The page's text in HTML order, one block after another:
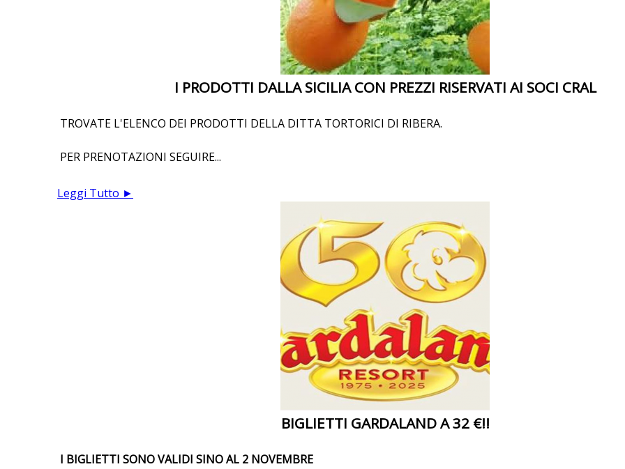
I PRODOTTI DALLA SICILIA CON PREZZI RISERVATI AI SOCI CRAL
TROVATE L'ELENCO DEI PRODOTTI DELLA DITTA TORTORICI DI RIBERA.
PER PRENOTAZIONI SEGUIRE...
Leggi Tutto ►
BIGLIETTI GARDALAND A 32 €!!
I BIGLIETTI SONO VALIDI SINO AL 2 NOVEMBRE